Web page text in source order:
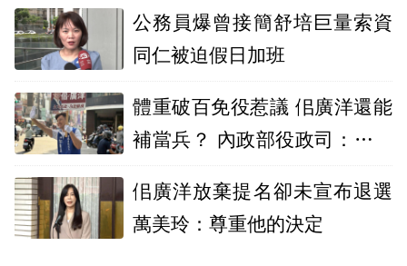
公務員爆曾接簡舒培巨量索資
同仁被迫假日加班
體重破百免役惹議 佀廣洋還能
補當兵？ 內政部役政司：可申
佀廣洋放棄提名卻未宣布退選
萬美玲：尊重他的決定